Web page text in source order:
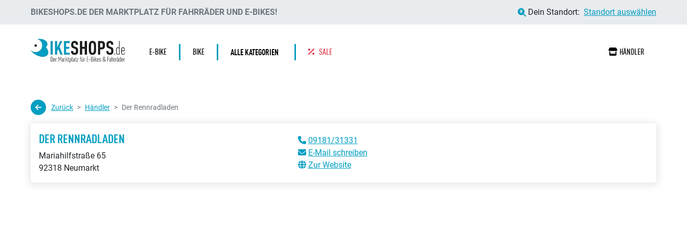
BIKESHOPS.DE DER MARKTPLATZ FÜR FAHRRÄDER UND E-BIKES! Dein Standort: Standort auswählen
E-BIKE BIKE ALLE KATEGORIEN SALE HÄNDLER
Zurück Händler Der Rennradladen
DER RENNRADLADEN
Mariahilfstraße 65
92318 Neumarkt
09181/31331
E-Mail schreiben
Zur Website